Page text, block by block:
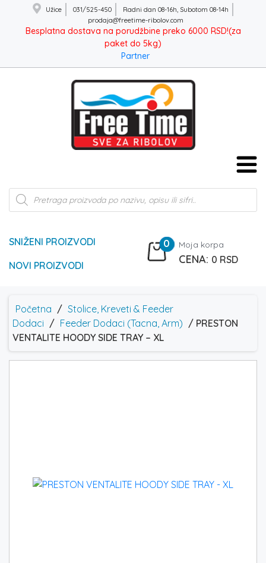
Užice 031/525-450
Radni dan 08-16h, Subotom 08-14h
prodaja@freetime-ribolov.com
Besplatna dostava na porudžbine preko 6000 RSD!(za
paket do 5kg)
Partner
Products
search
SNIŽENI PROIZVODI
NOVI PROIZVODI
0 Moja korpa
0 RSD
Početna / Stolice, Kreveti & Feeder
Dodaci / Feeder Dodaci (Tacna, Arm) / PRESTON
VENTALITE HOODY SIDE TRAY – XL